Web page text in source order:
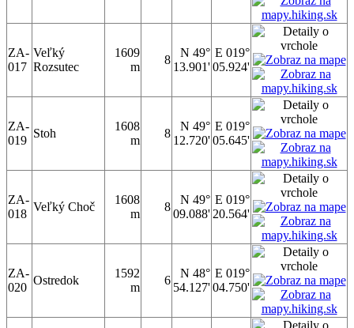
ZA-
017
Veľký
Rozsutec
1609
m
8
N 49°
13.901'
E 019°
05.924'
ZA-
019
Stoh
1608
m
8
N 49°
12.720'
E 019°
05.645'
ZA-
018
Veľký Choč
1608
m
8
N 49°
09.088'
E 019°
20.564'
ZA-
020
Ostredok
1592
m
6
N 48°
54.127'
E 019°
04.750'